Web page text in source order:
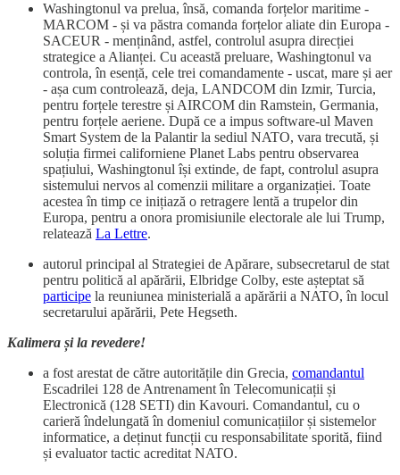
Washingtonul va prelua, însă, comanda forțelor maritime -
MARCOM - și va păstra comanda forțelor aliate din Europa -
SACEUR - menținând, astfel, controlul asupra direcției
strategice a Alianței. Cu această preluare, Washingtonul va
controla, în esență, cele trei comandamente - uscat, mare și aer
- așa cum controlează, deja, LANDCOM din Izmir, Turcia,
pentru forțele terestre și AIRCOM din Ramstein, Germania,
pentru forțele aeriene. După ce a impus software-ul Maven
Smart System de la Palantir la sediul NATO, vara trecută, și
soluția firmei californiene Planet Labs pentru observarea
spațiului, Washingtonul își extinde, de fapt, controlul asupra
sistemului nervos al comenzii militare a organizației. Toate
acestea în timp ce inițiază o retragere lentă a trupelor din
Europa, pentru a onora promisiunile electorale ale lui Trump,
relatează La Lettre.
autorul principal al Strategiei de Apărare, subsecretarul de stat
pentru politică al apărării, Elbridge Colby, este așteptat să
participe la reuniunea ministerială a apărării a NATO, în locul
secretarului apărării, Pete Hegseth.
Kalimera și la revedere!
a fost arestat de către autoritățile din Grecia, comandantul
Escadrilei 128 de Antrenament în Telecomunicații și
Electronică (128 SETI) din Kavouri. Comandantul, cu o
carieră îndelungată în domeniul comunicațiilor și sistemelor
informatice, a deținut funcții cu responsabilitate sporită, fiind
și evaluator tactic acreditat NATO.